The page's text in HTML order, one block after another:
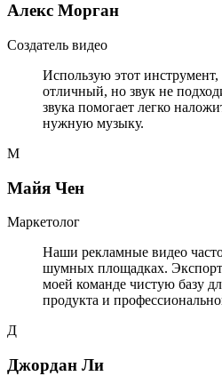
Алекс Морган
Создатель видео
Использую этот инструмент,
отличный, но звук не
звука помогает легко
нужную музыку.
М
Майя Чен
Маркетолог
Наши рекламные видео
шумных площадках. Экспорт
моей команде чистую базу
продукта и
Д
Джордан Ли